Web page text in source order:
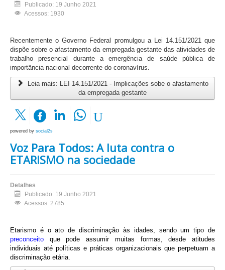
Publicado: 19 Junho 2021
Acessos: 1930
Recentemente o Governo Federal promulgou a Lei 14.151/2021 que
dispõe sobre o afastamento da empregada gestante das atividades de
trabalho presencial durante a emergência de saúde pública de
importância nacional decorrente do coronavírus.
Leia mais: LEI 14.151/2021 - Implicações sobe o afastamento
da empregada gestante
powered by social2s
Voz Para Todos: A luta contra o
ETARISMO na sociedade
Detalhes
Publicado: 19 Junho 2021
Acessos: 2785
Etarismo é o ato de discriminação às idades, sendo um tipo de
preconceito que pode assumir muitas formas, desde atitudes
individuais até políticas e práticas organizacionais que perpetuam a
discriminação etária.